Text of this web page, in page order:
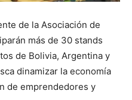
de la Asociación de
más de 30 stands
de Bolivia, Argentina y
dinamizar la economía
de emprendedores y